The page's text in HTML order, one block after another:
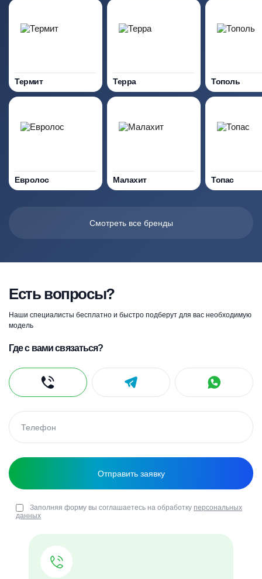
Термит Терра Тополь
Евролос Малахит Топас
Смотреть все бренды
Есть вопросы?
Наши специалисты бесплатно и быстро подберут для вас необходимую
модель
Где с вами связаться?
Заполняя форму вы соглашаетесь на обработку персональных
данных